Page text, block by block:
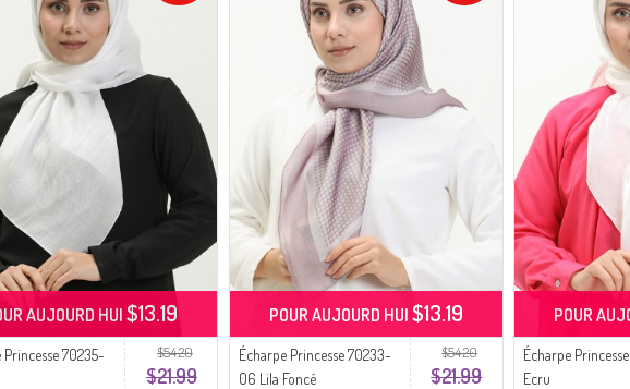
$54.20
$21.99
Princesse 70235-
AUJOURD HUI$13.19
$54.20
$21.99
Écharpe Princesse 70233-
06 Lila Foncé
POUR AUJOURD HUI $13.19
Écharpe
Ecru
POUR